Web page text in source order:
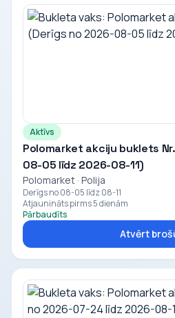
Aktīvs
Polomarket akciju buklets
08-05 līdz 2026-08-11)
Polomarket · Polija
Derīgs no 08-05 līdz 08-11
Atjaunināts pirms 5 dienām
Pārbaudīts
Atvērt